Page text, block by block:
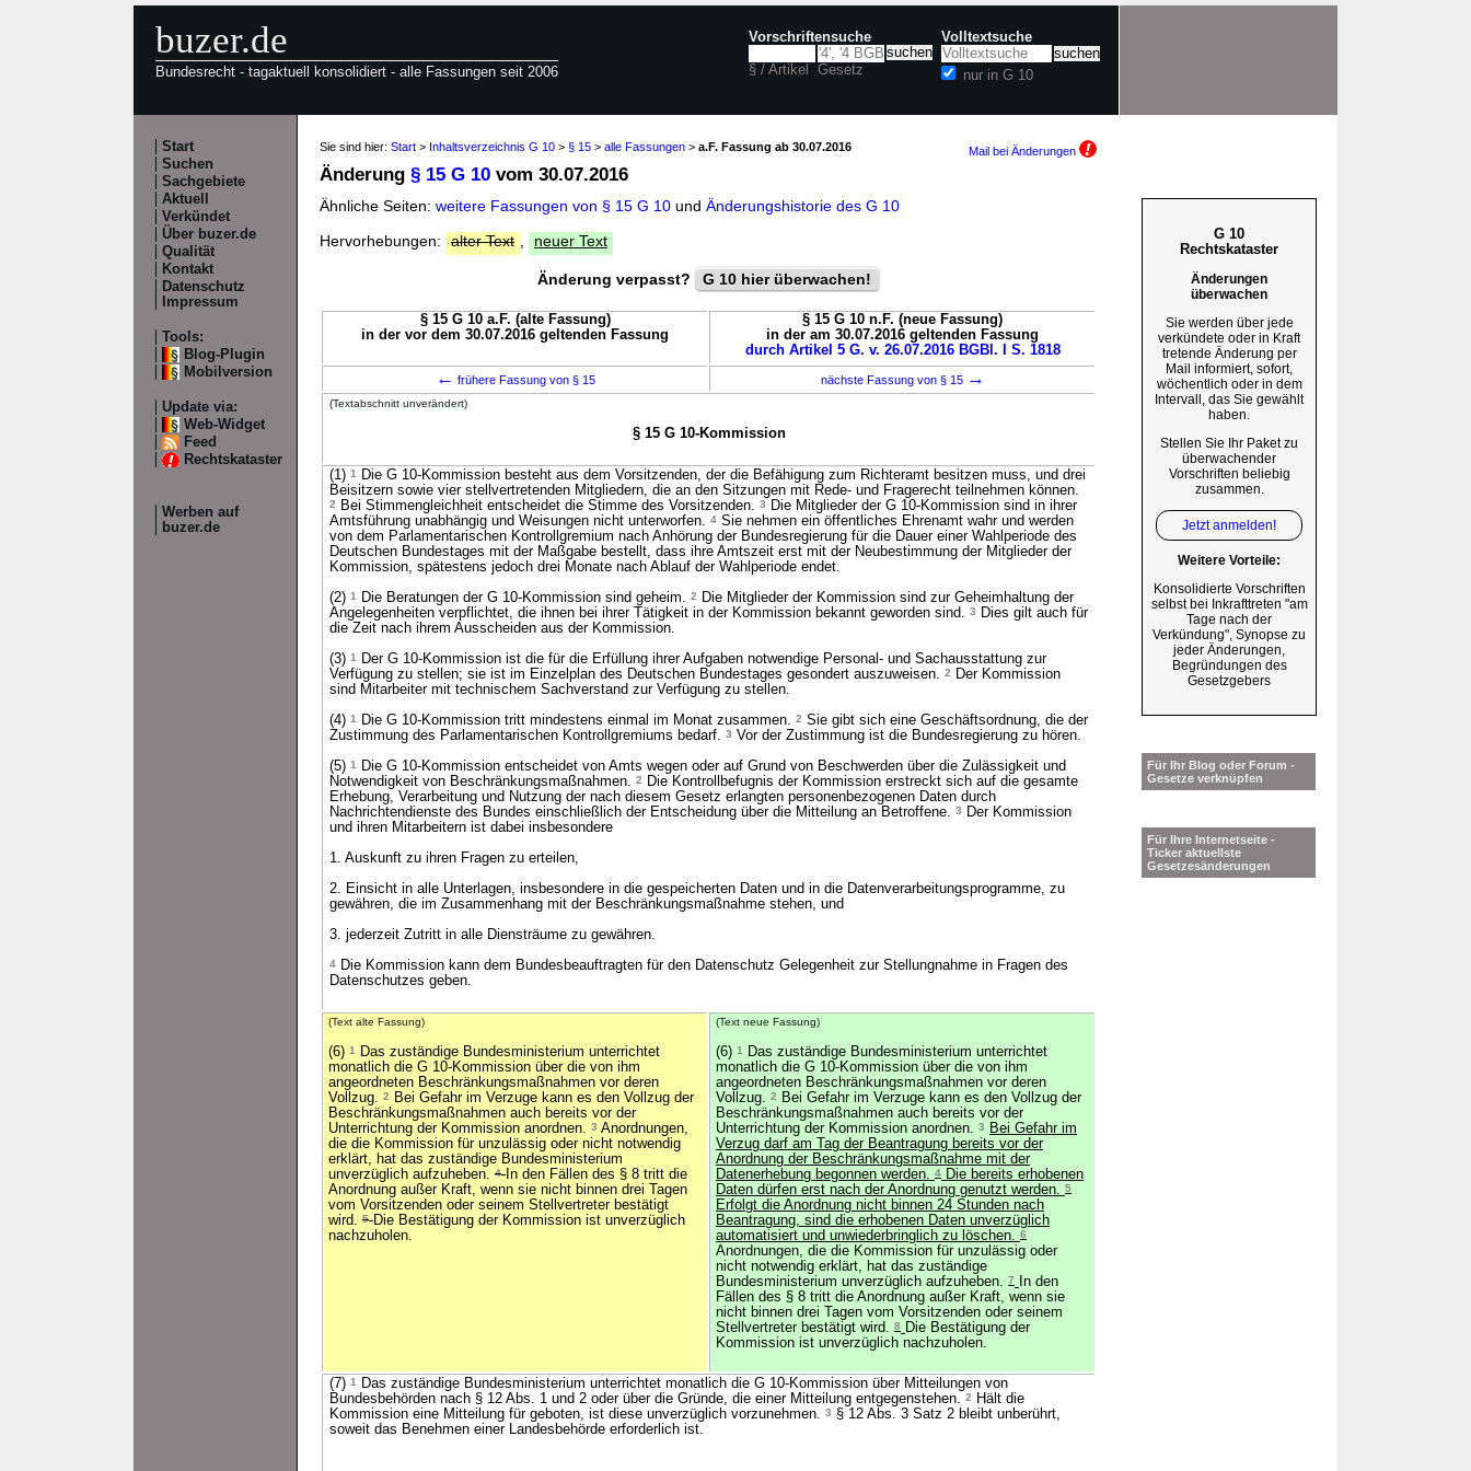
buzer.de
Bundesrecht - tagaktuell konsolidiert - alle Fassungen seit 2006
Vorschriftensuche
§ / Artikel Gesetz
Volltextsuche
nur in G 10
Start
Suchen
Sachgebiete
Aktuell
Verkündet
Über buzer.de
Qualität
Kontakt
Datenschutz
Impressum
Tools:
Blog-Plugin
Mobilversion
Update via:
Web-Widget
Feed
Rechtskataster
Werben auf
buzer.de
Sie sind hier: Start > Inhaltsverzeichnis G 10 > § 15 > alle Fassungen > a.F. Fassung ab 30.07.2016 Mail bei Änderungen
Änderung § 15 G 10 vom 30.07.2016
Ähnliche Seiten: weitere Fassungen von § 15 G 10 und Änderungshistorie des G 10
Hervorhebungen:
alter Text neuer Text
Änderung verpasst? G 10 hier überwachen!
§ 15 G 10 a.F. (alte Fassung)
in der vor dem 30.07.2016 geltenden Fassung
§ 15 G 10 n.F. (neue Fassung)
in der am 30.07.2016 geltenden Fassung
durch Artikel 5 G. v. 26.07.2016 BGBl. I S. 1818
← frühere Fassung von § 15 nächste Fassung von § 15 →
(Textabschnitt unverändert)
§ 15 G 10-Kommission
(1) 1
Die G 10-Kommission besteht aus dem Vorsitzenden, der die Befähigung zum Richteramt besitzen muss, und drei
Beisitzern sowie vier stellvertretenden Mitgliedern, die an den Sitzungen mit Rede- und Fragerecht teilnehmen können.
2 Bei Stimmengleichheit entscheidet die Stimme des Vorsitzenden. 3
Die Mitglieder der G 10-Kommission sind in ihrer
Amtsführung unabhängig und Weisungen nicht unterworfen. 4 Sie nehmen ein öffentliches Ehrenamt wahr und werden
von dem Parlamentarischen Kontrollgremium nach Anhörung der Bundesregierung für die Dauer einer Wahlperiode des
Deutschen Bundestages mit der Maßgabe bestellt, dass ihre Amtszeit erst mit der Neubestimmung der Mitglieder der
Kommission, spätestens jedoch drei Monate nach Ablauf der Wahlperiode endet.
(2) 1 Die Beratungen der G 10-Kommission sind geheim. 2
Die Mitglieder der Kommission sind zur Geheimhaltung der
Angelegenheiten verpflichtet, die ihnen bei ihrer Tätigkeit in der Kommission bekannt geworden sind. 3
Dies gilt auch für
die Zeit nach ihrem Ausscheiden aus der Kommission.
(3) 1
Der G 10-Kommission ist die für die Erfüllung ihrer Aufgaben notwendige Personal- und Sachausstattung zur
Verfügung zu stellen; sie ist im Einzelplan des Deutschen Bundestages gesondert auszuweisen. 2
Der Kommission
sind Mitarbeiter mit technischem Sachverstand zur Verfügung zu stellen.
(4) 1 Die G 10-Kommission tritt mindestens einmal im Monat zusammen. 2 Sie gibt sich eine Geschäftsordnung, die der
Zustimmung des Parlamentarischen Kontrollgremiums bedarf. 3 Vor der Zustimmung ist die Bundesregierung zu hören.
(5) 1
Die G 10-Kommission entscheidet von Amts wegen oder auf Grund von Beschwerden über die Zulässigkeit und
Notwendigkeit von Beschränkungsmaßnahmen. 2
Die Kontrollbefugnis der Kommission erstreckt sich auf die gesamte
Erhebung, Verarbeitung und Nutzung der nach diesem Gesetz erlangten personenbezogenen Daten durch
Nachrichtendienste des Bundes einschließlich der Entscheidung über die Mitteilung an Betroffene. 3
Der Kommission
und ihren Mitarbeitern ist dabei insbesondere
1. Auskunft zu ihren Fragen zu erteilen,
2. Einsicht in alle Unterlagen, insbesondere in die gespeicherten Daten und in die Datenverarbeitungsprogramme, zu
gewähren, die im Zusammenhang mit der Beschränkungsmaßnahme stehen, und
3. jederzeit Zutritt in alle Diensträume zu gewähren.
4 Die Kommission kann dem Bundesbeauftragten für den Datenschutz Gelegenheit zur Stellungnahme in Fragen des
Datenschutzes geben.
(Text alte Fassung)
(6) 1
Das zuständige Bundesministerium unterrichtet
monatlich die G 10-Kommission über die von ihm
angeordneten Beschränkungsmaßnahmen vor deren
Vollzug. 2
Bei Gefahr im Verzuge kann es den Vollzug der
Beschränkungsmaßnahmen auch bereits vor der
Unterrichtung der Kommission anordnen. 3 Anordnungen,
die die Kommission für unzulässig oder nicht notwendig
erklärt, hat das zuständige Bundesministerium
unverzüglich aufzuheben. 4
In den Fällen des § 8 tritt die
Anordnung außer Kraft, wenn sie nicht binnen drei Tagen
vom Vorsitzenden oder seinem Stellvertreter bestätigt
wird. 5 Die Bestätigung der Kommission ist unverzüglich
nachzuholen.
(Text neue Fassung)
(6) 1
Das zuständige Bundesministerium unterrichtet
monatlich die G 10-Kommission über die von ihm
angeordneten Beschränkungsmaßnahmen vor deren
Vollzug. 2
Bei Gefahr im Verzuge kann es den Vollzug der
Beschränkungsmaßnahmen auch bereits vor der
Unterrichtung der Kommission anordnen. 3
Bei Gefahr im
Verzug darf am Tag der Beantragung bereits vor der
Anordnung der Beschränkungsmaßnahme mit der
Datenerhebung begonnen werden. 4 Die bereits erhobenen
Daten dürfen erst nach der Anordnung genutzt werden. 5
Erfolgt die Anordnung nicht binnen 24 Stunden nach
Beantragung, sind die erhobenen Daten unverzüglich
automatisiert und unwiederbringlich zu löschen. 6
Anordnungen, die die Kommission für unzulässig oder
nicht notwendig erklärt, hat das zuständige
Bundesministerium unverzüglich aufzuheben. 7
In den
Fällen des § 8 tritt die Anordnung außer Kraft, wenn sie
nicht binnen drei Tagen vom Vorsitzenden oder seinem
Stellvertreter bestätigt wird. 8
Die Bestätigung der
Kommission ist unverzüglich nachzuholen.
(7) 1
Das zuständige Bundesministerium unterrichtet monatlich die G 10-Kommission über Mitteilungen von
Bundesbehörden nach § 12 Abs. 1 und 2 oder über die Gründe, die einer Mitteilung entgegenstehen. 2
Hält die
Kommission eine Mitteilung für geboten, ist diese unverzüglich vorzunehmen. 3 § 12 Abs. 3 Satz 2 bleibt unberührt,
soweit das Benehmen einer Landesbehörde erforderlich ist.
G 10
Rechtskataster
Änderungen
überwachen
Sie werden über jede
verkündete oder in Kraft
tretende Änderung per
Mail informiert, sofort,
wöchentlich oder in dem
Intervall, das Sie gewählt
haben.
Stellen Sie Ihr Paket zu
überwachender
Vorschriften beliebig
zusammen.
Jetzt anmelden!
Weitere Vorteile:
Konsolidierte Vorschriften
selbst bei Inkrafttreten "am
Tage nach der
Verkündung", Synopse zu
jeder Änderungen,
Begründungen des
Gesetzgebers
Für Ihr Blog oder Forum -
Gesetze verknüpfen
Für Ihre Internetseite -
Ticker aktuellste
Gesetzesänderungen